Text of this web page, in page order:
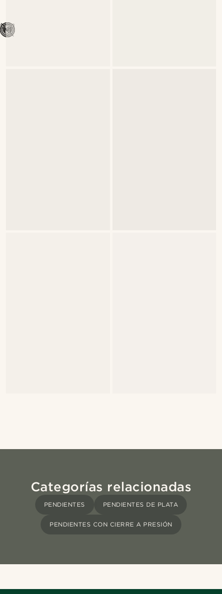
Categorías relacionadas
PENDIENTES PENDIENTES DE PLATA
PENDIENTES CON CIERRE A PRESIÓN